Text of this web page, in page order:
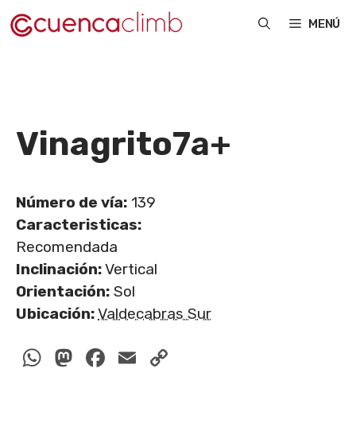
Saltar
al
MENÚ
Vinagrito7a+
Número de vía: 139
Caracteristicas:
Recomendada
Inclinación:Vertical
Orientación: Sol
Ubicación:Valdecabras Sur
WhatsApp
Mastodon
Facebook
Email